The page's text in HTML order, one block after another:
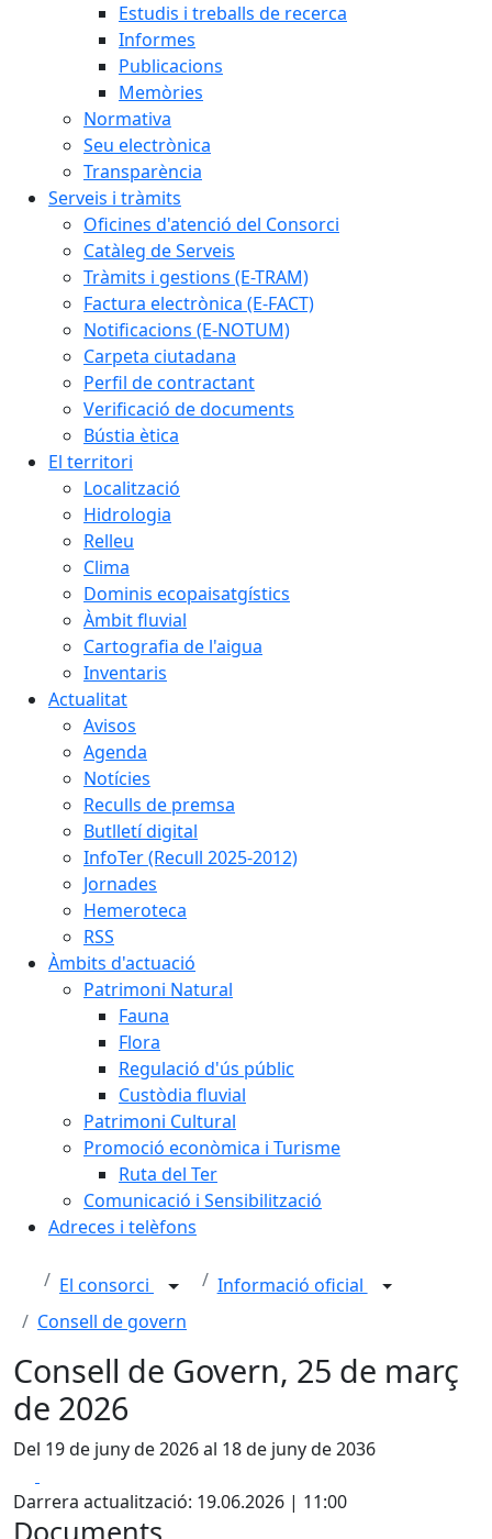
Estudis i treballs de recerca
Informes
Publicacions
Memòries
Normativa
Seu electrònica
Transparència
Serveis i tràmits
Oficines d'atenció del Consorci
Catàleg de Serveis
Tràmits i gestions (E-TRAM)
Factura electrònica (E-FACT)
Notificacions (E-NOTUM)
Carpeta ciutadana
Perfil de contractant
Verificació de documents
Bústia ètica
El territori
Localització
Hidrologia
Relleu
Clima
Dominis ecopaisatgístics
Àmbit fluvial
Cartografia de l'aigua
Inventaris
Actualitat
Avisos
Agenda
Notícies
Reculls de premsa
Butlletí digital
InfoTer (Recull 2025-2012)
Jornades
Hemeroteca
RSS
Àmbits d'actuació
Patrimoni Natural
Fauna
Flora
Regulació d'ús públic
Custòdia fluvial
Patrimoni Cultural
Promoció econòmica i Turisme
Ruta del Ter
Comunicació i Sensibilització
Adreces i telèfons
El consorci
Informació oficial
Consell de govern
Consell de Govern, 25 de març
de 2026
Del 19 de juny de 2026 al 18 de juny de 2036
Darrera actualització: 19.06.2026 | 11:00
Documents